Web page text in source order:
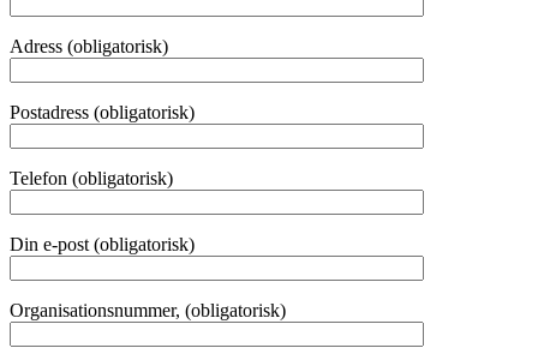
Adress (obligatorisk)
Postadress (obligatorisk)
Telefon (obligatorisk)
Din e-post (obligatorisk)
Organisationsnummer, (obligatorisk)